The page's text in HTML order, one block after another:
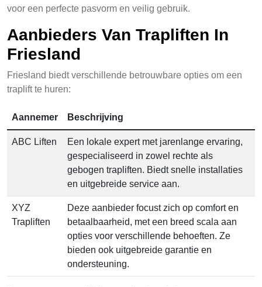
voor een perfecte pasvorm en veilig gebruik.
Aanbieders Van Trapliften In
Friesland
Friesland biedt verschillende betrouwbare opties om een
traplift te huren:
Aannemer Beschrijving
ABC Liften
Een lokale expert met jarenlange ervaring,
gespecialiseerd in zowel rechte als
gebogen trapliften. Biedt snelle installaties
en uitgebreide service aan.
XYZ
Trapliften
Deze aanbieder focust zich op comfort en
betaalbaarheid, met een breed scala aan
opties voor verschillende behoeften. Ze
bieden ook uitgebreide garantie en
ondersteuning.